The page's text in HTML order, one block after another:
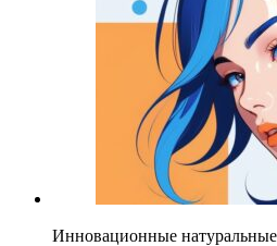
Инновационные